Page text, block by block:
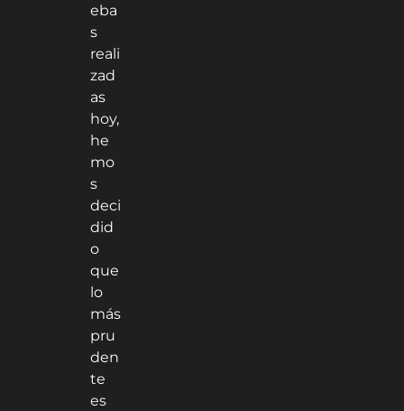
eba
s
reali
zad
as
hoy,
he
mo
s
deci
did
o
que
lo
más
pru
den
te
es